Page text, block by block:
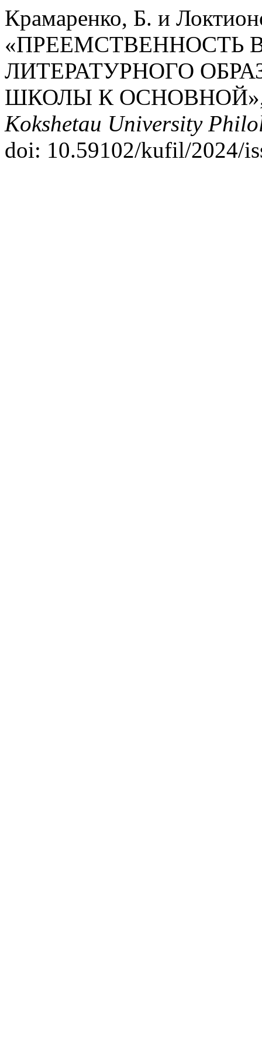
Крамаренко, Б. и
«ПРЕЕМСТВЕННОСТЬ
ЛИТЕРАТУРНОГО
ШКОЛЫ К
Kokshetau University
doi: 10.59102/kufil/2024/